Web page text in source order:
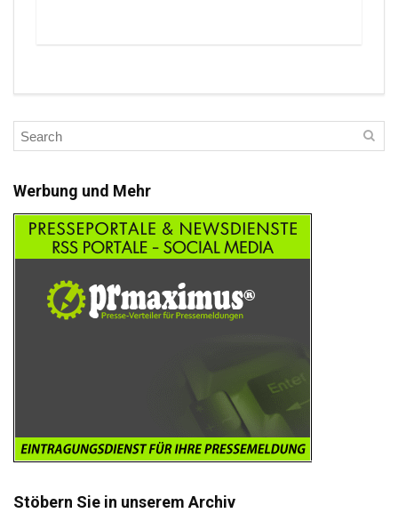
Werbung und Mehr
Stöbern Sie in unserem Archiv